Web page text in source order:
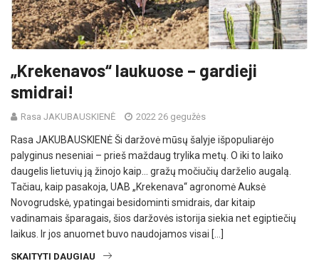
„Krekenavos“ laukuose – gardieji
smidrai!
Rasa JAKUBAUSKIENĖ 2022 26 gegužės
Rasa JAKUBAUSKIENĖ Ši daržovė mūsų šalyje išpopuliarėjo
palyginus neseniai – prieš maždaug trylika metų. O iki to laiko
daugelis lietuvių ją žinojo kaip… gražų močiučių darželio augalą.
Tačiau, kaip pasakoja, UAB „Krekenava“ agronomė Auksė
Novogrudskė, ypatingai besidominti smidrais, dar kitaip
vadinamais šparagais, šios daržovės istorija siekia net egiptiečių
laikus. Ir jos anuomet buvo naudojamos visai […]
SKAITYTI DAUGIAU